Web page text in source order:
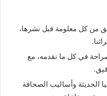
من كل معلومة قبل نشرها،
في كل ما نقدمه، مع
الحديثة وأساليب الصحافة